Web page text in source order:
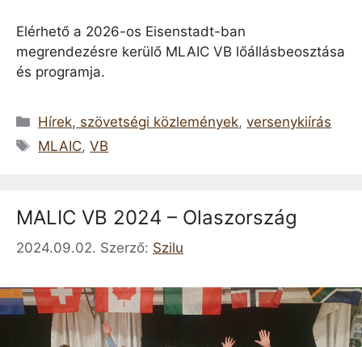
Elérhető a 2026-os Eisenstadt-ban
megrendezésre kerülő MLAIC VB lőállásbeosztása
és programja.
Kategória
Hírek, szövetségi közlemények,versenykiírás
Címkék
MLAIC,VB
MALIC VB 2024 – Olaszország
2024.09.02. Szerző: Szilu